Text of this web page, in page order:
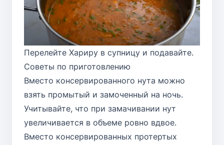
Перелейте Хариру в супницу и подавайте.
Советы по приготовлению
Вместо консервированного нута можно
взять промытый и замоченный на ночь.
Учитывайте, что при замачивании нут
увеличивается в объеме ровно вдвое.
Вместо консервированных протертых